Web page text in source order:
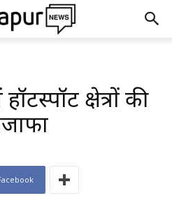
क्षेत्रों की